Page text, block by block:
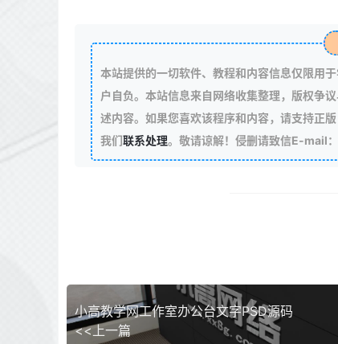
本站提供的一切软件、教程和内容信息仅限用
户自负。本站信息来自网络收集整理，版权争
述内容。如果您喜欢该程序和内容，请支持正
我们联系处理。敬请谅解！侵删请致信E-mail
小高教学网工作室办公台文字PSD源码
<<上一篇